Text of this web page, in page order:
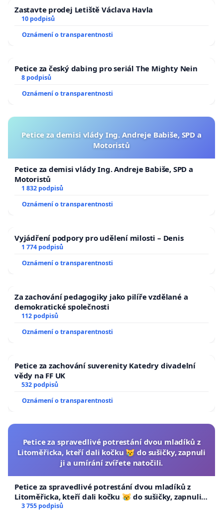
Zastavte prodej Letiště Václava Havla
10 podpisů
Oznámení o transparentnosti
Petice za český dabing pro seriál The Mighty Nein
8 podpisů
Oznámení o transparentnosti
Petice za demisi vlády Ing. Andreje Babiše, SPD a
Motoristů
Petice za demisi vlády Ing. Andreje Babiše, SPD a
Motoristů
1 832 podpisů
Oznámení o transparentnosti
Vyjádření podpory pro udělení milosti – Denis
1 774 podpisů
Oznámení o transparentnosti
Za zachování pedagogiky jako pilíře vzdělané a
demokratické společnosti
112 podpisů
Oznámení o transparentnosti
Petice za zachování suverenity Katedry divadelní
vědy na FF UK
532 podpisů
Oznámení o transparentnosti
Petice za spravedlivé potrestání dvou mladíků z
Litoměřicka, kteří dali kočku 😿 do sušičky, zapnuli
ji a umírání zvířete natočili.
Petice za spravedlivé potrestání dvou mladíků z
Litoměřicka, kteří dali kočku 😿 do sušičky, zapnuli ji
a umírání zvířete natočili.
3 755 podpisů